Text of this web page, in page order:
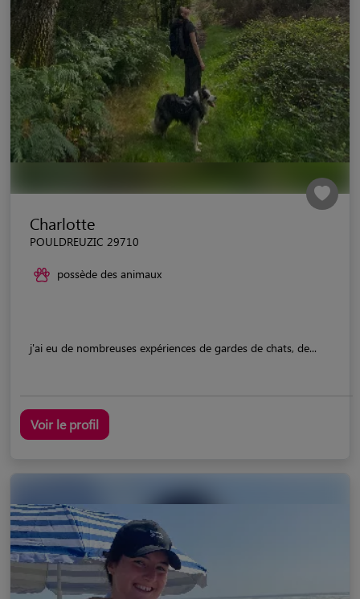
Charlotte
POULDREUZIC 29710
possède des animaux
j'ai eu de nombreuses expériences de gardes de chats, de...
Voir le profil